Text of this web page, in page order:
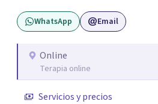
una verdad propia. A veces no se
duele, sino de entenderlo, darle
WhatsApp Email
Online
Terapia online
Servicios y precios